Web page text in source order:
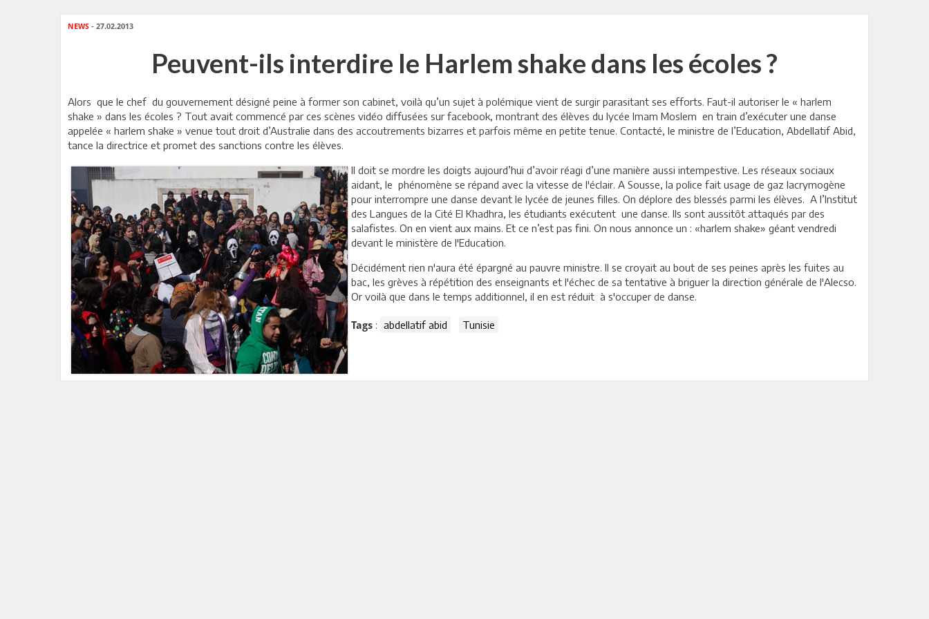
NEWS - 27.02.2013
Peuvent-ils interdire le Harlem shake dans les écoles ?
Alors que le chef du gouvernement désigné peine à former son cabinet, voilà qu’un sujet à polémique vient de surgir parasitant ses efforts. Faut-il autoriser le « harlem
shake » dans les écoles ? Tout avait commencé par ces scènes vidéo diffusées sur facebook, montrant des élèves du lycée Imam Moslem en train d’exécuter une danse
appelée « harlem shake » venue tout droit d’Australie dans des accoutrements bizarres et parfois même en petite tenue. Contacté, le ministre de l’Education, Abdellatif Abid,
tance la directrice et promet des sanctions contre les élèves.
Il doit se mordre les doigts aujourd’hui d’avoir réagi d’une manière aussi intempestive. Les réseaux sociaux
aidant, le phénomène se répand avec la vitesse de l'éclair. A Sousse, la police fait usage de gaz lacrymogène
pour interrompre une danse devant le lycée de jeunes filles. On déplore des blessés parmi les élèves. A l’Institut
des Langues de la Cité El Khadhra, les étudiants exécutent une danse. Ils sont aussitôt attaqués par des
salafistes. On en vient aux mains. Et ce n’est pas fini. On nous annonce un : «harlem shake» géant vendredi
devant le ministère de l'Education.
Décidément rien n'aura été épargné au pauvre ministre. Il se croyait au bout de ses peines après les fuites au
bac, les grèves à répétition des enseignants et l'échec de sa tentative à briguer la direction générale de l'Alecso.
Or voilà que dans le temps additionnel, il en est réduit à s'occuper de danse.
Tags : abdellatif abid Tunisie